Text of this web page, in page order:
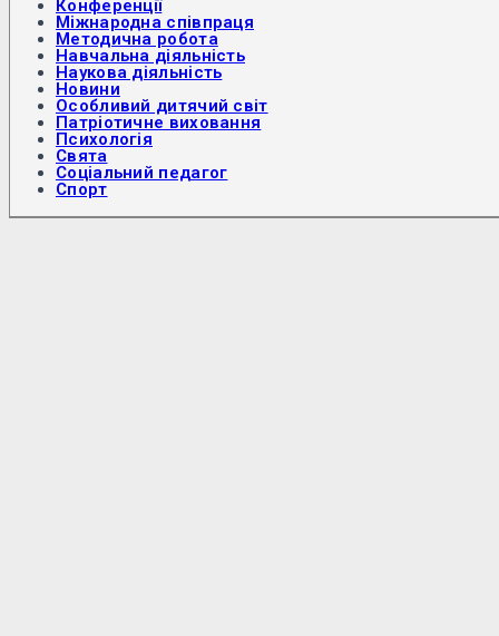
Конференції
Міжнародна співпраця
Методична робота
Навчальна діяльність
Наукова діяльність
Новини
Особливий дитячий світ
Патріотичне виховання
Психологія
Свята
Соціальний педагог
Спорт